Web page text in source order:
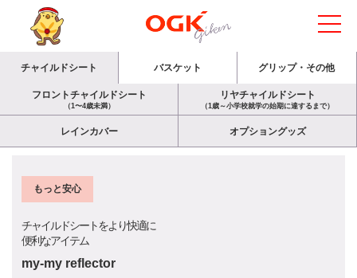
チャイルドシート バスケット グリップ・その他
フロントチャイルドシート
（1〜4歳未満）
リヤチャイルドシート
（1歳～小学校就学の始期に達するまで）
レインカバー オプショングッズ
もっと安心
チャイルドシートをより快適に
便利なアイテム
my-my reflector